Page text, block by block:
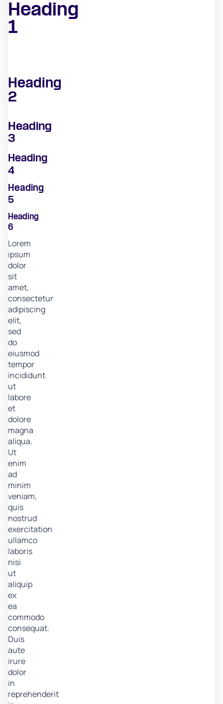
Heading
1
Heading
2
Heading
3
Heading
4
Heading
5
Heading
6
Lorem
ipsum
dolor
sit
amet,
consectetur
adipiscing
elit,
sed
do
eiusmod
tempor
incididunt
ut
labore
et
dolore
magna
aliqua.
Ut
enim
ad
minim
veniam,
quis
nostrud
exercitation
ullamco
laboris
nisi
ut
aliquip
ex
ea
commodo
consequat.
Duis
aute
irure
dolor
in
reprehenderit